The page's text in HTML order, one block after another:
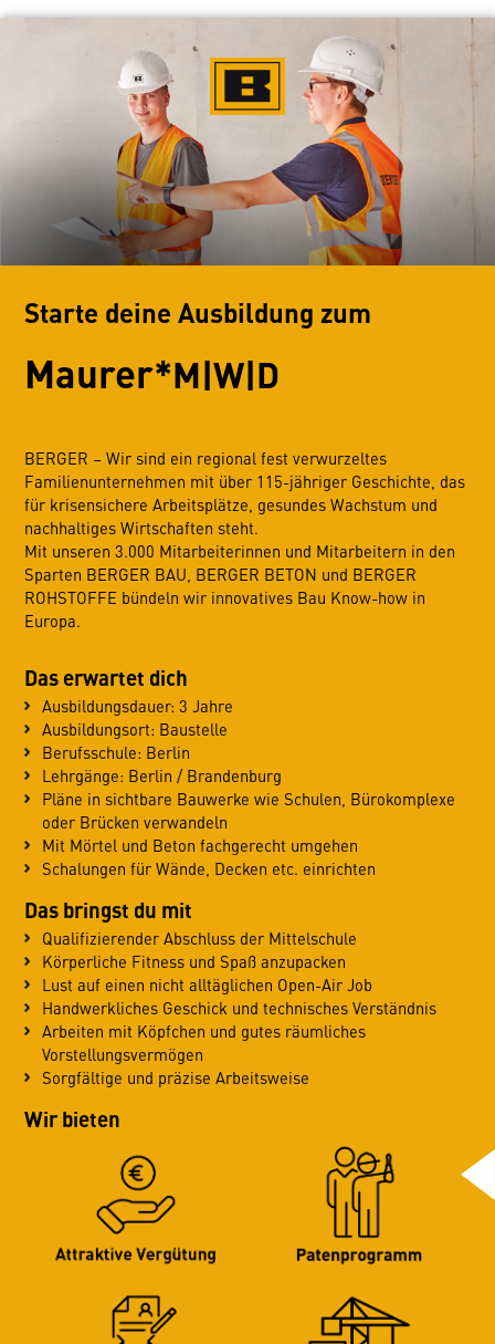
Starte deine Ausbildung zum
Maurer*M|W|D
BERGER – Wir sind ein regional fest verwurzeltes
Familienunternehmen mit über 115-jähriger Geschichte, das
für krisensichere Arbeitsplätze, gesundes Wachstum und
nachhaltiges Wirtschaften steht.
Mit unseren 3.000 Mitarbeiterinnen und Mitarbeitern in den
Sparten BERGER BAU, BERGER BETON und BERGER
ROHSTOFFE bündeln wir innovatives Bau Know-how in
Europa.
Das erwartet dich
Ausbildungsdauer: 3 Jahre
Ausbildungsort: Baustelle
Berufsschule: Berlin
Lehrgänge: Berlin / Brandenburg
Pläne in sichtbare Bauwerke wie Schulen, Bürokomplexe
oder Brücken verwandeln
Mit Mörtel und Beton fachgerecht umgehen
Schalungen für Wände, Decken etc. einrichten
Das bringst du mit
Qualifizierender Abschluss der Mittelschule
Körperliche Fitness und Spaß anzupacken
Lust auf einen nicht alltäglichen Open-Air Job
Handwerkliches Geschick und technisches Verständnis
Arbeiten mit Köpfchen und gutes räumliches
Vorstellungsvermögen
Sorgfältige und präzise Arbeitsweise
Wir bieten